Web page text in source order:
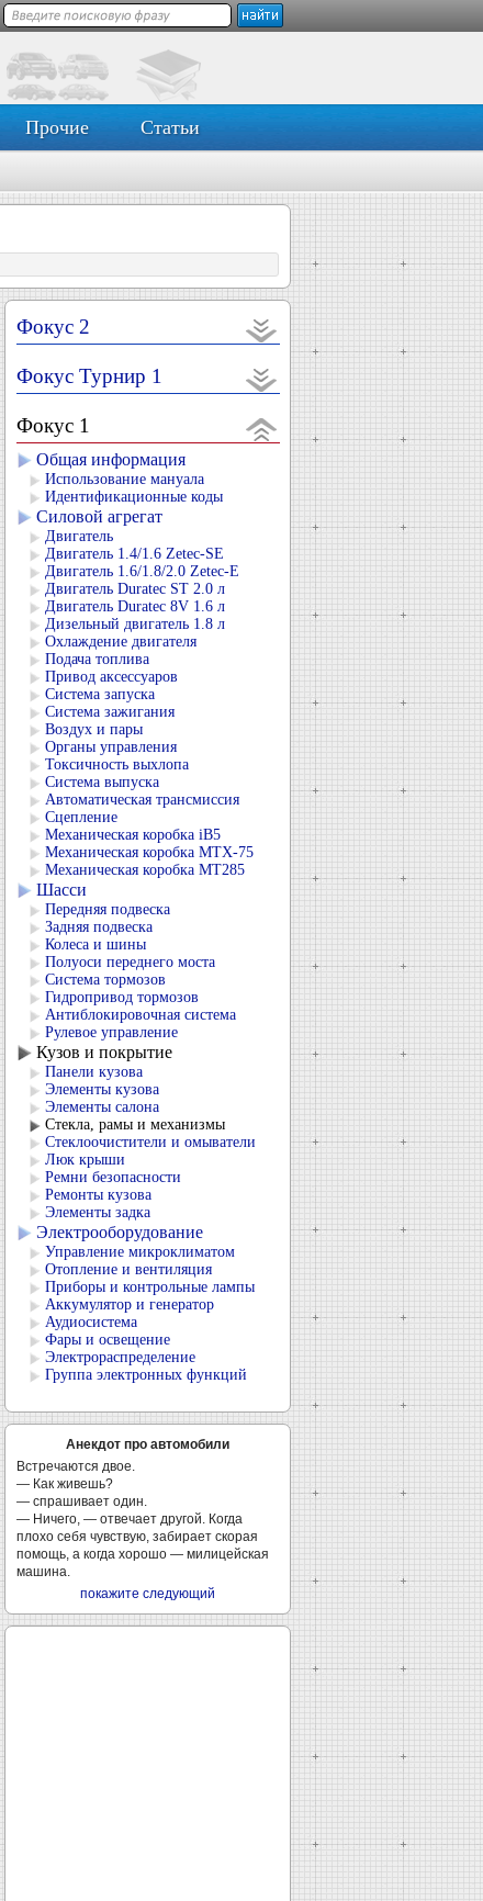
Прочие Статьи
Фокус 2
Фокус Турнир 1
Фокус 1
Общая информация
Использование мануала
Идентификационные коды
Силовой агрегат
Двигатель
Двигатель 1.4/1.6 Zetec-SE
Двигатель 1.6/1.8/2.0 Zetec-E
Двигатель Duratec ST 2.0 л
Двигатель Duratec 8V 1.6 л
Дизельный двигатель 1.8 л
Охлаждение двигателя
Подача топлива
Привод аксессуаров
Система запуска
Система зажигания
Воздух и пары
Органы управления
Токсичность выхлопа
Система выпуска
Автоматическая трансмиссия
Сцепление
Механическая коробка iB5
Механическая коробка MTX-75
Механическая коробка MT285
Шасси
Передняя подвеска
Задняя подвеска
Колеса и шины
Полуоси переднего моста
Система тормозов
Гидропривод тормозов
Антиблокировочная система
Рулевое управление
Кузов и покрытие
Панели кузова
Элементы кузова
Элементы салона
Стекла, рамы и механизмы
Стеклоочистители и омыватели
Люк крыши
Ремни безопасности
Ремонты кузова
Элементы задка
Электрооборудование
Управление микроклиматом
Отопление и вентиляция
Приборы и контрольные лампы
Аккумулятор и генератор
Аудиосистема
Фары и освещение
Электрораспределение
Группа электронных функций
Анекдот про автомобили
Встречаются двое.
— Как живешь?
— спрашивает один.
— Ничего, — отвечает другой. Когда
плохо себя чувствую, забирает скорая
помощь, а когда хорошо — милицейская
машина.
покажите следующий